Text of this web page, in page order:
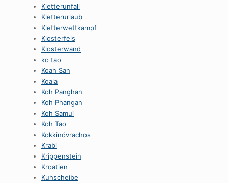
Kletterunfall
Kletterurlaub
Kletterwettkampf
Klosterfels
Klosterwand
ko tao
Koah San
Koala
Koh Panghan
Koh Phangan
Koh Samui
Koh Tao
Kokkinóvrachos
Krabi
Krippenstein
Kroatien
Kuhscheibe